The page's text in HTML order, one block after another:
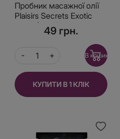
Пробник масажної олії
Plaisirs Secrets Exotic
Fruits (3 мл)49 грн.
В кошик
КУПИТИ В 1 КЛІК